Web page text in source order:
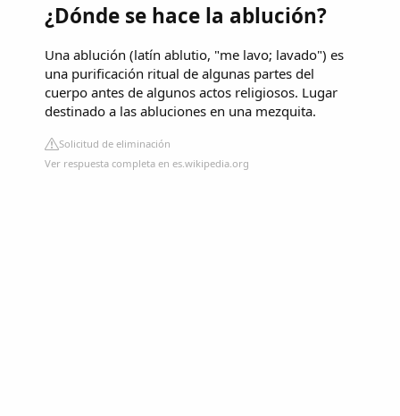
¿Dónde se hace la ablución?
Una ablución (latín ablutio, "me lavo; lavado") es
una purificación ritual de algunas partes del
cuerpo antes de algunos actos religiosos. Lugar
destinado a las abluciones en una mezquita.
Solicitud de eliminación
Ver respuesta completa en es.wikipedia.org